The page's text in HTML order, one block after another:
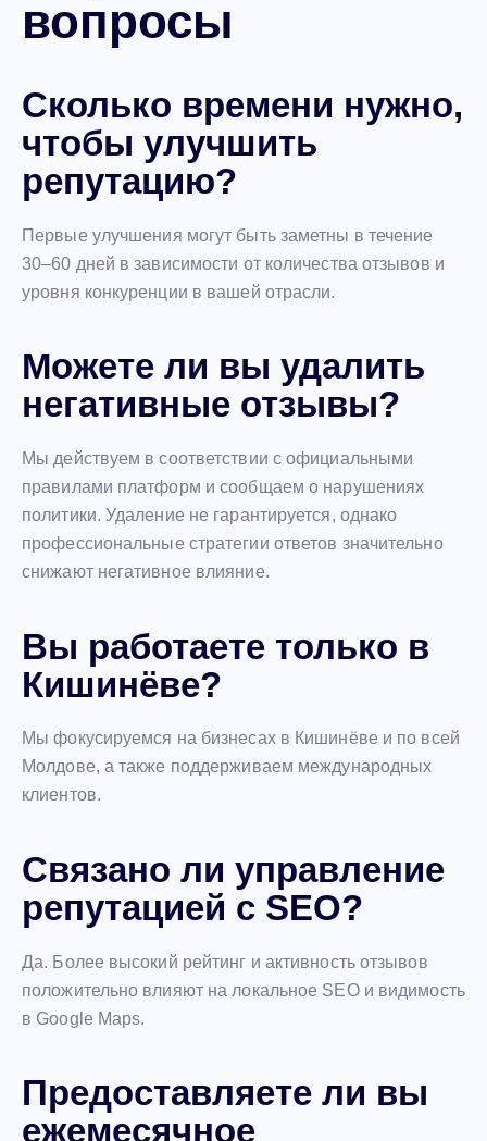
вопросы
Сколько времени нужно,
чтобы улучшить
репутацию?
Первые улучшения могут быть заметны в течение
30–60 дней в зависимости от количества отзывов и
уровня конкуренции в вашей отрасли.
Можете ли вы удалить
негативные отзывы?
Мы действуем в соответствии с официальными
правилами платформ и сообщаем о нарушениях
политики. Удаление не гарантируется, однако
профессиональные стратегии ответов значительно
снижают негативное влияние.
Вы работаете только в
Кишинёве?
Мы фокусируемся на бизнесах в Кишинёве и по всей
Молдове, а также поддерживаем международных
клиентов.
Связано ли управление
репутацией с SEO?
Да. Более высокий рейтинг и активность отзывов
положительно влияют на локальное SEO и видимость
в Google Maps.
Предоставляете ли вы
ежемесячное